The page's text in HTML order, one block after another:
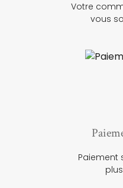
Votre
vous
Paiement